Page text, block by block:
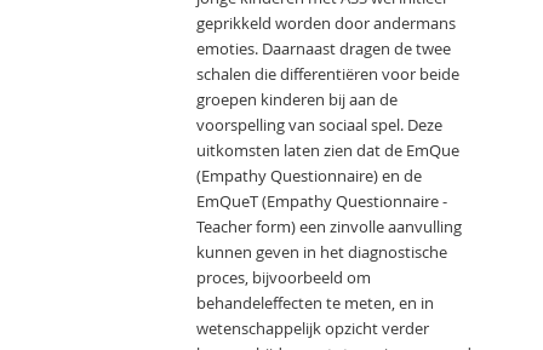
geprikkeld worden door andermans
emoties. Daarnaast dragen de twee
schalen die differentiëren voor beide
groepen kinderen bij aan de
voorspelling van sociaal spel. Deze
uitkomsten laten zien dat de EmQue
(Empathy Questionnaire) en de
EmQueT (Empathy Questionnaire -
Teacher form) een zinvolle aanvulling
kunnen geven in het diagnostische
proces, bijvoorbeeld om
behandeleffecten te meten, en in
wetenschappelijk opzicht verder